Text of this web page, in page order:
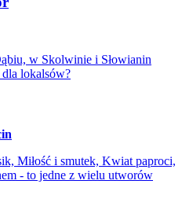
w Skolwinie i Słowianin
dla lokalsów?
Miłość i smutek, Kwiat paproci,
- to jedne z wielu utworów